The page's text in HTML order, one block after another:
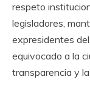
respeto
legisladores,
expresidentes
equivocado a la
transparencia y